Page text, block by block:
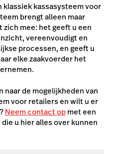
klassiek kassasysteem voor
brengt alleen maar
mee: het geeft u een
vereenvoudigt en
processen, en geeft u
elke zaakvoerder het
naar de mogelijkheden van
voor retailers en wilt u er
Neem contact opmet een
u hier alles over kunnen